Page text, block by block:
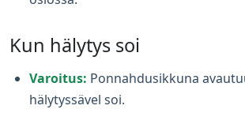
Kun hälytys soi
Varoitus: Ponnahdusikkuna
hälytyssävel soi.